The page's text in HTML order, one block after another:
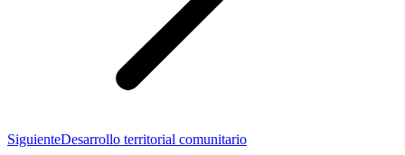
SiguientePublicación
Desarrollo territorial comunitario